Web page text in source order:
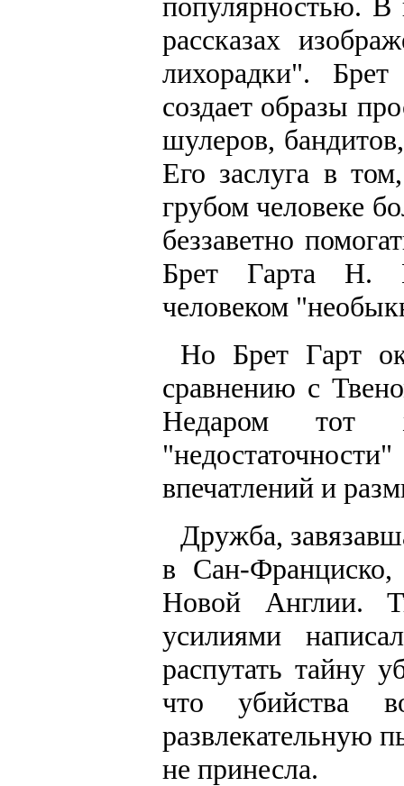
рассказах
лихорадки".
создает образы
шулеров,
Его заслуга в
грубом человеке
беззаветно
Брет Гарта Н.
человеком
Но Брет Гарт
сравнению с
Недаром тот
впечатлений и
Дружба,
в Сан-
Новой Англии.
усилиями
распутать тайну
что убийства
развлекательную
не принесла.